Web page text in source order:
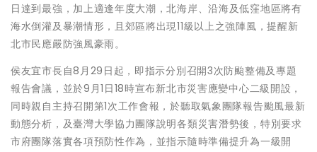
日達到最強，加上適逢年度大潮，北海岸、沿海及低窪地區將有
海水倒灌及暴潮情形，且郊區將出現11級以上之強陣風，提醒新
北市民應嚴防強風豪雨。
侯友宜市長自8月29日起，即指示分別召開3次防颱整備及專題
報告會議，並於9月1日18時宣布新北市災害應變中心二級開設，
同時親自主持召開第1次工作會報，於聽取氣象團隊報告颱風最新
動態分析，及臺灣大學協力團隊說明各類災害潛勢後，特別要求
市府團隊落實各項預防性作為，並指示隨時準備提升為一級開